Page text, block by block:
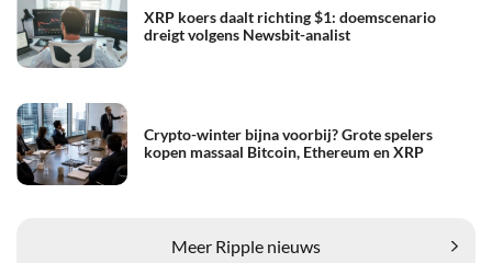
XRP koers daalt richting $1: doemscenario
dreigt volgens Newsbit-analist
Crypto-winter bijna voorbij? Grote spelers
kopen massaal Bitcoin, Ethereum en XRP
Meer Ripple nieuws